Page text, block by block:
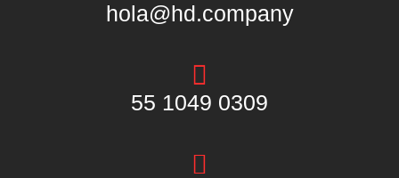
hola@hd.company
55 1049 0309